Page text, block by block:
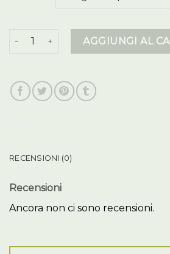
piumini colmar quantitàAGGIUNGI AL
RECENSIONI (0)
Recensioni
Ancora non ci sono recensioni.